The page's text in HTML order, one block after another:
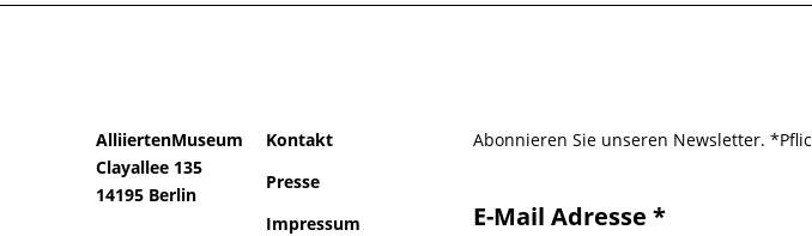
AlliiertenMuseum
Clayallee 135
14195 Berlin
Kontakt
Presse
Impressum
Abonnieren Sie unseren Newsletter.
E-Mail Adresse